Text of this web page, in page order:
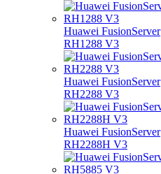
Huawei FusionServer
RH1288 V3
Huawei FusionServer
RH2288 V3
Huawei FusionServer
RH2288H V3